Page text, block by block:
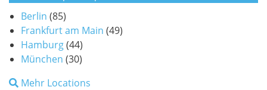
Berlin (85)
Frankfurt am Main (49)
Hamburg(44)
München (30)
Mehr Locations